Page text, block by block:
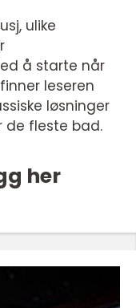
ulike
å starte når
leseren
løsninger
de fleste bad.
her